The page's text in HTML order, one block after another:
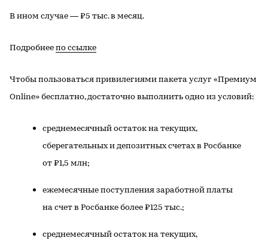
В ином случае — ₽5 тыс. в месяц.
Подробнее по ссылке
Чтобы пользоваться привилегиями пакета услуг «Премиум
Online» бесплатно, достаточно выполнить одно из условий:
среднемесячный остаток на текущих,
сберегательных и депозитных счетах в Росбанке
от ₽1,5 млн;
ежемесячные поступления заработной платы
на счет в Росбанке более ₽125 тыс.;
среднемесячный остаток на текущих,